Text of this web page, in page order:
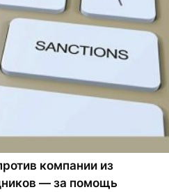
компании из
— за помощь